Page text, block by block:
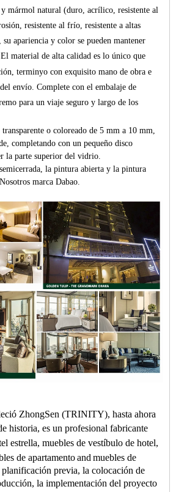
mármol natural (duro, acrílico, resistente al
resistente al frío, resistente a altas
apariencia y color se pueden mantener
material de alta calidad es lo único que
terminyo con exquisito mano de obra e
envío. Complete con el embalaje de
para un viaje seguro y largo de los
o coloreado de 5 mm a 10 mm,
completando con un pequeño disco
la parte superior del vidrio.
la pintura abierta y la pintura
Nosotros marca Dabao.
ZhongSen (TRINITY), hasta ahora
historia, es un profesional fabricante
estrella, muebles de vestíbulo de hotel,
de apartamentoand muebles de
planificación previa, la colocación de
la implementación del proyecto